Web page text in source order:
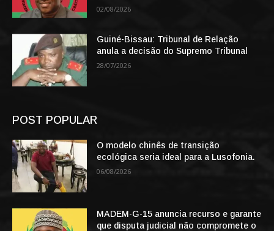
02/08/2026
Guiné-Bissau: Tribunal de Relação
anula a decisão do Supremo Tribunal
28/07/2026
POST POPULAR
O modelo chinês de transição
ecológica seria ideal para a Lusofonia.
06/08/2026
MADEM-G-15 anuncia recurso e garante
que disputa judicial não compromete o